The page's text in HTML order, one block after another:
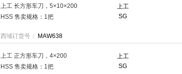
上工
SG
上工 长方形车刀，5×10×200
HSS 售卖规格：1把
西域订货号： MAW638
上工
SG
上工 正方形车刀，4×200
HSS 售卖规格：1把